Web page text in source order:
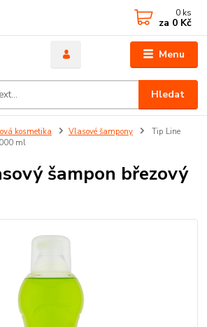
Menu
Hledat
0 ks
za 0 Kč
kosmetika Vlasové šampony
Tip Line
ml
šampon březový